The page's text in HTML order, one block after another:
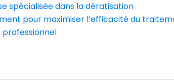
spécialisée dans la dératisation
pour maximiser l’efficacité du
professionnel